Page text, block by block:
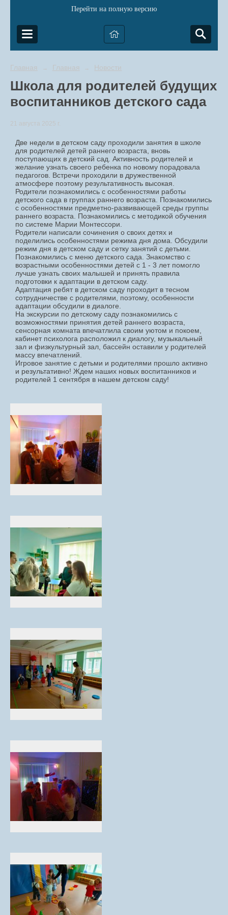
Перейти на полную версию
Главная → Главная → Новости
Школа для родителей будущих
воспитанников детского сада
21 августа 2025 г.
Две недели в детском саду проходили занятия в школе
для родителей детей раннего возраста, вновь
поступающих в детский сад. Активность родителей и
желание узнать своего ребенка по новому порадовала
педагогов. Встречи проходили в дружественной
атмосфере поэтому результативность высокая.
Родители познакомились с особенностями работы
детского сада в группах раннего возраста. Познакомились
с особенностями предметно-развивающей среды группы
раннего возраста. Познакомились с методикой обучения
по системе Марии Монтессори.
Родители написали сочинения о своих детях и
поделились особенностями режима дня дома. Обсудили
режим дня в детском саду и сетку занятий с детьми.
Познакомились с меню детского сада. Знакомство с
возрастными особенностями детей с 1 - 3 лет помогло
лучше узнать своих малышей и принять правила
подготовки к адаптации в детском саду.
Адаптация ребят в детском саду проходит в тесном
сотрудничестве с родителями, поэтому, особенности
адаптации обсудили в диалоге.
На экскурсии по детскому саду познакомились с
возможностями принятия детей раннего возраста,
сенсорная комната впечатлила своим уютом и покоем,
кабинет психолога расположил к диалогу, музыкальный
зал и физкультурный зал, бассейн оставили у родителей
массу впечатлений.
Игровое занятие с детьми и родителями прошло активно
и результативно! Ждем наших новых воспитанников и
родителей 1 сентября в нашем детском саду!